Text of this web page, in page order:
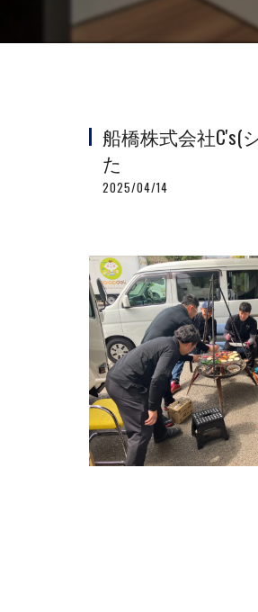
船橋株式会社C's(
た
2025/04/14